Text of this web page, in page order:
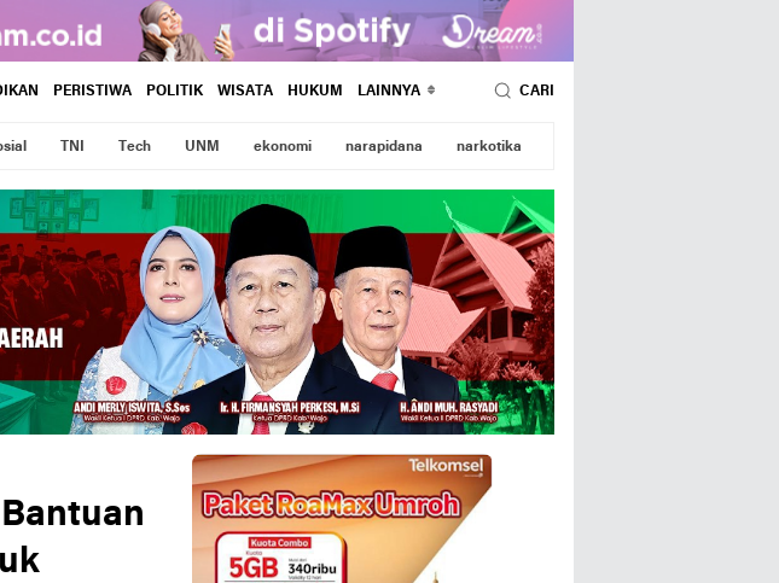
PERISTIWA POLITIK WISATA HUKUM LAINNYA CARI
TNI Tech UNM ekonomi narapidana narkotika